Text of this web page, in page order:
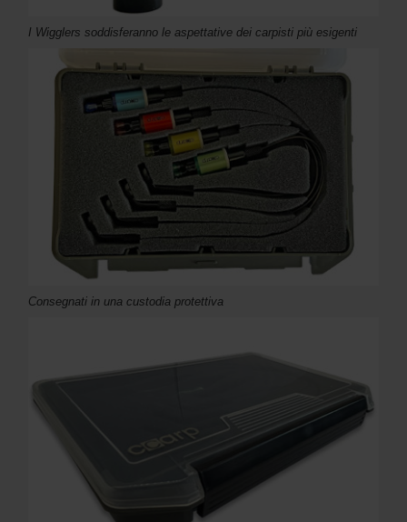
I Wigglers soddisferanno le aspettative dei carpisti più esigenti
Consegnati in una custodia protettiva